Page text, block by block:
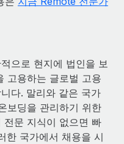
으로 현지에 법인을 보
고용하는 글로벌 고용
다. 말리와 같은 국가
보딩을 관리하기 위한
전문 지식이 없으면 빠
한 국가에서 채용을 시